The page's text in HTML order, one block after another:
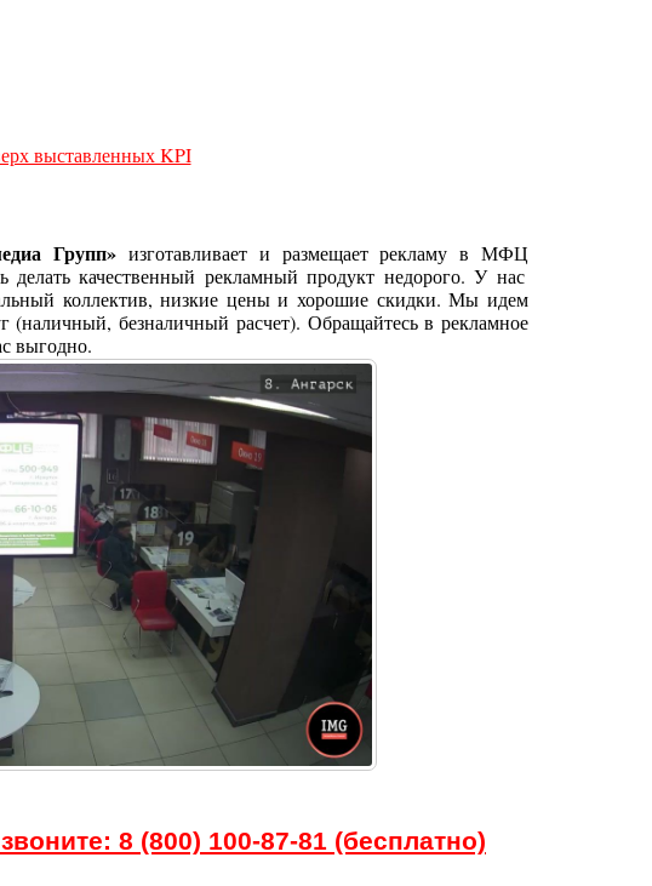
выставленных KPI
Групп» изготавливает и размещает рекламу в МФЦ
качественный рекламный продукт недорого. У нас
коллектив, низкие цены и хорошие скидки. Мы идем
(наличный, безналичный расчет). Обращайтесь в рекламное
выгодно.
8 (800) 100-87-81 (бесплатно)